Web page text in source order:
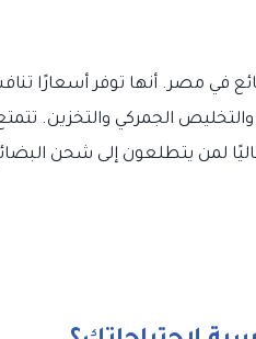
في مصر. أنها توفر أسعارًا
الجمركي والتخزين.
لمن يتطلعون إلى شحن